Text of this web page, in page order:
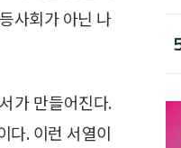
사회가 아닌 나
가 만들어진다.
다. 이런 서열이